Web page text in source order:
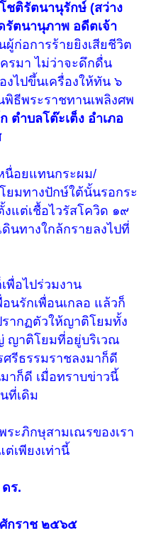
ชติรัตนานุรักษ์ (สว่าง
รัตนานุภาพ อดีตเจ้า
ผู้ก่อการร้ายยิงเสียชีวิต
รมา ไม่ว่าจะดึกดื่น
ไปขึ้นเครื่องให้ทัน ๖
พิธีพระราชทานเพลิงศพ
ตำบลโต๊ะเต็ง อำเภอ
นื่อยแทนกระผม/
มทางปักษ์ใต้นั้นรอกระ
แต่เชื้อไวรัสโควิด ๑๙
นทางใกล้กรายลงไปที่
พื่อไปร่วมงาน
นรักเพื่อนเกลอ แล้วก็
ากฏตัวให้ญาติโยมทั้ง
ญาติโยมที่อยู่บริเวณ
รีธรรมราชลงมาก็ดี
าก็ดี เมื่อทราบข่าวนี้
ที่เดิม
ระภิกษุสามเณรของเรา
เพียงเท่านี้
ร.
กราช ๒๕๖๕